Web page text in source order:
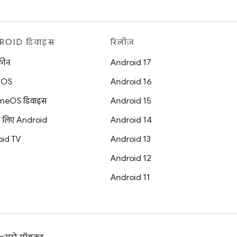
डिवाइस
डिवाइस
Android
TV
रिलीज़
Android 17
Android 16
Android 15
Android 14
Android 13
Android 12
Android 11